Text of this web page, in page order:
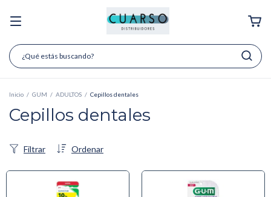
Inicio / GUM / ADULTOS / Cepillos dentales
Cepillos dentales
Ordenar
Filtrar